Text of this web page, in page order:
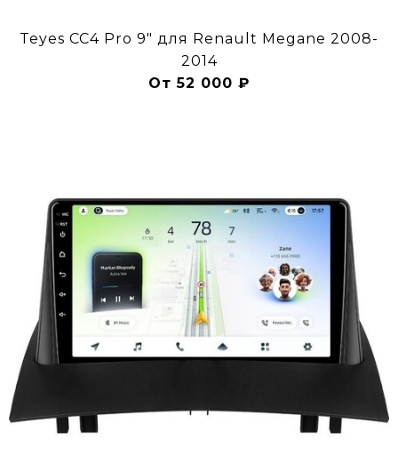
Teyes CC4 Pro 9" для Renault Megane 2008-
2014
От 52 000 ₽